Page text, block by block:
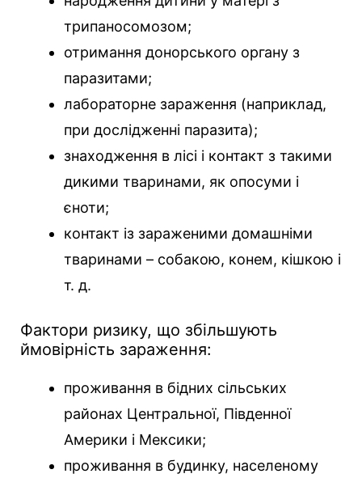
трипаносомозом;
отримання донорського органу з
паразитами;
лабораторне зараження (наприклад,
при дослідженні паразита);
знаходження в лісі і контакт з такими
дикими тваринами, як опосуми і
єноти;
контакт із зараженими домашніми
тваринами – собакою, конем, кішкою і
т. д.
Фактори ризику, що збільшують
ймовірність зараження:
проживання в бідних сільських
районах Центральної, Південної
Америки і Мексики;
проживання в будинку, населеному